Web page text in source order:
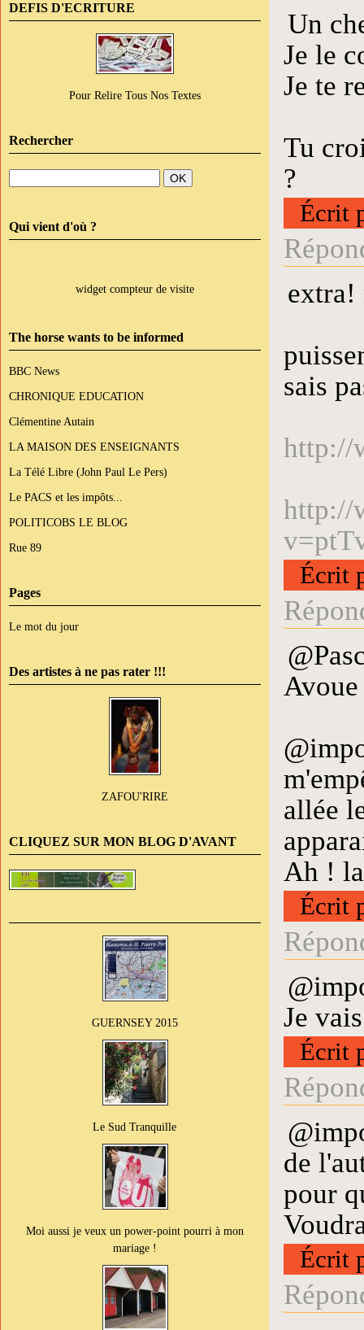
DEFIS D'ECRITURE
Pour Relire Tous Nos Textes
Rechercher
Qui vient d'où ?
widget compteur de visite
The horse wants to be informed
BBC News
CHRONIQUE EDUCATION
Clémentine Autain
LA MAISON DES ENSEIGNANTS
La Télé Libre (John Paul Le Pers)
Le PACS et les impôts...
POLITICOBS LE BLOG
Rue 89
Pages
Le mot du jour
Des artistes à ne pas rater !!!
ZAFOU'RIRE
CLIQUEZ SUR MON BLOG D'AVANT
GUERNSEY 2015
Le Sud Tranquille
Moi aussi je veux un power-point pourri à mon
mariage !
Un
Je le
Je te
Tu
?
Écrit
extra!
sais
http://
http://
Écrit
allée
Ah !
Écrit
Je
Écrit
de
pour
Écrit